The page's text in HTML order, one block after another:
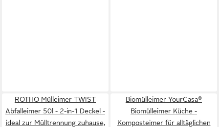
ROTHO Mülleimer TWIST
Abfalleimer 50l - 2-in-1 Deckel -
ideal zur Mülltrennung zuhause,
Biomülleimer YourCasa®
Biomülleimer Küche -
Komposteimer für alltäglichen